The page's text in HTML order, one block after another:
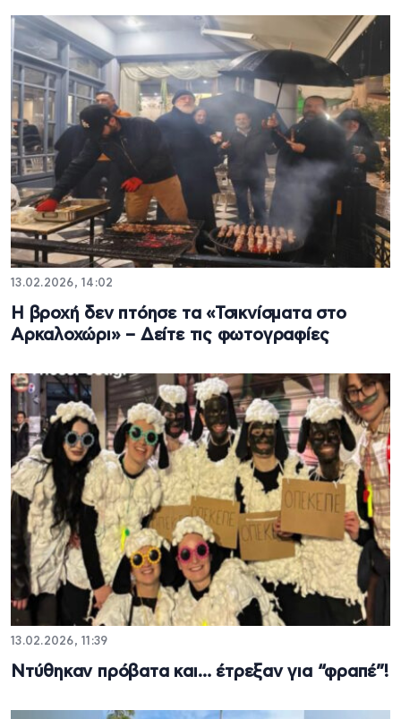
13.02.2026, 14:02
Η βροχή δεν πτόησε τα «Τσικνίσματα στο
Αρκαλοχώρι» – Δείτε τις φωτογραφίες
13.02.2026, 11:39
Ντύθηκαν πρόβατα και… έτρεξαν για “φραπέ”!